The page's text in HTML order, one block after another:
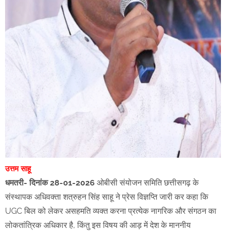
उत्तम साहू
धमतरी- दिनांक 28-01-2026 ओबीसी संयोजन समिति छत्तीसगढ़ के
संस्थापक अधिवक्ता शत्रुहन सिंह साहू ने प्रेस विज्ञप्ति जारी कर कहा कि
UGC बिल को लेकर असहमति व्यक्त करना प्रत्येक नागरिक और संगठन का
लोकतांत्रिक अधिकार है, किंतु इस विषय की आड़ में देश के माननीय